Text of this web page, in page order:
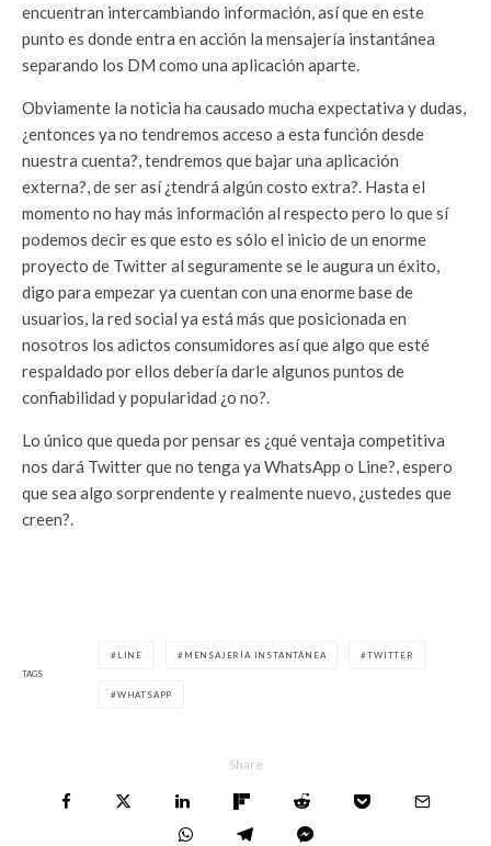
encuentran intercambiando información, así que en este
punto es donde entra en acción la mensajería instantánea
separando los DM como una aplicación aparte.
Obviamente la noticia ha causado mucha expectativa y dudas,
¿entonces ya no tendremos acceso a esta función desde
nuestra cuenta?, tendremos que bajar una aplicación
externa?, de ser así ¿tendrá algún costo extra?. Hasta el
momento no hay más información al respecto pero lo que sí
podemos decir es que esto es sólo el inicio de un enorme
proyecto de Twitter al seguramente se le augura un éxito,
digo para empezar ya cuentan con una enorme base de
usuarios, la red social ya está más que posicionada en
nosotros los adictos consumidores así que algo que esté
respaldado por ellos debería darle algunos puntos de
confiabilidad y popularidad ¿o no?.
Lo único que queda por pensar es ¿qué ventaja competitiva
nos dará Twitter que no tenga ya WhatsApp o Line?, espero
que sea algo sorprendente y realmente nuevo, ¿ustedes que
creen?.
TAGS
LINE MENSAJERÍA INSTANTÁNEA TWITTER
WHATSAPP
Share